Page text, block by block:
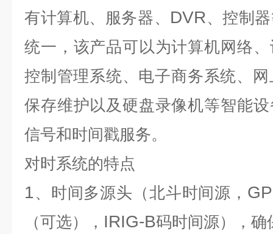
有计算机、服务器、 DVR 、控制
统一，该产品可以为计算机网络
控制管理系统、电子商务系统、网
保存维护以及硬盘录像机等智能
信号和时间戳服务。
对时系统的特点
1、时间多源头（北斗时间源，
（可选）， IRIG-B码时间源），确